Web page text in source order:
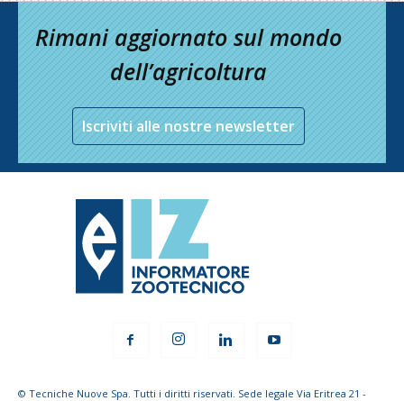
Rimani aggiornato sul mondo
dell’agricoltura
Iscriviti alle nostre newsletter
© Tecniche Nuove Spa. Tutti i diritti riservati. Sede legale Via Eritrea 21 -